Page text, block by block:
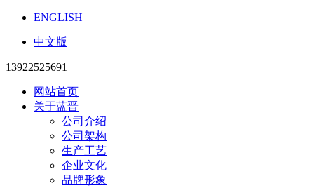
ENGLISH
中文版
13922525691
网站首页
关于蓝晋
公司介绍
公司架构
生产工艺
企业文化
品牌形象